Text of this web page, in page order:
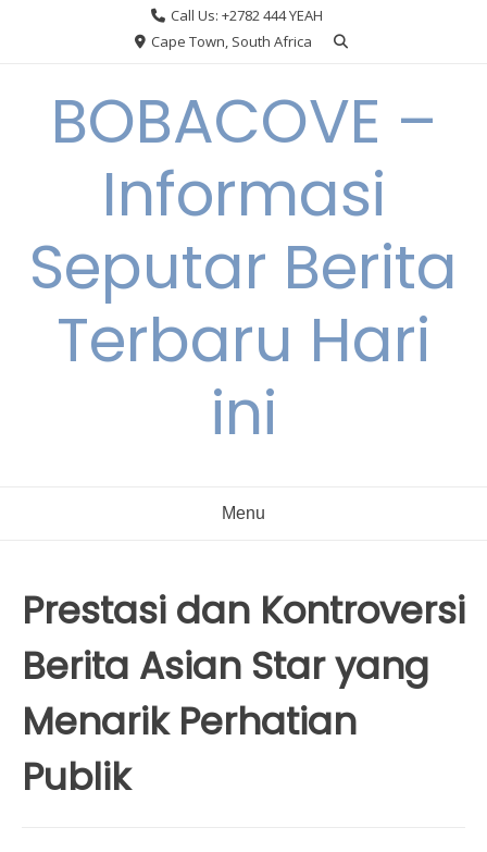
Call Us: +2782 444 YEAH
Cape Town, South Africa
BOBACOVE –
Informasi
Seputar Berita
Terbaru Hari
ini
Menu
Prestasi dan Kontroversi
Berita Asian Star yang
Menarik Perhatian
Publik